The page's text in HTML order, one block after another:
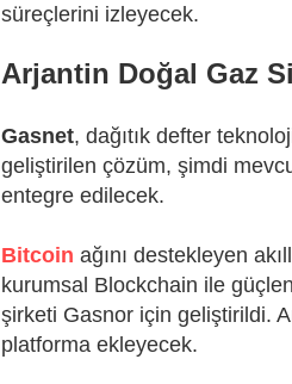
süreçlerini izleyecek.
Arjantin Doğal Gaz
Gasnet, dağıtık defter
geliştirilen çözüm, şimdi
entegre edilecek.
Bitcoin ağını destekleyen
kurumsal Blockchain ile
şirketi Gasnor için geliştirildi.
platforma ekleyecek.